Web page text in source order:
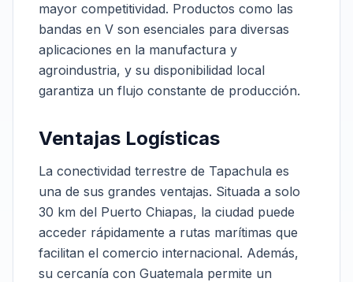
mayor competitividad. Productos como las
bandas en V son esenciales para diversas
aplicaciones en la manufactura y
agroindustria, y su disponibilidad local
garantiza un flujo constante de producción.
Ventajas Logísticas
La conectividad terrestre de Tapachula es
una de sus grandes ventajas. Situada a solo
30 km del Puerto Chiapas, la ciudad puede
acceder rápidamente a rutas marítimas que
facilitan el comercio internacional. Además,
su cercanía con Guatemala permite un